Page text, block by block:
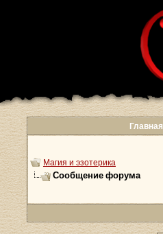
Главная
Магия и эзотерика
Сообщение форума